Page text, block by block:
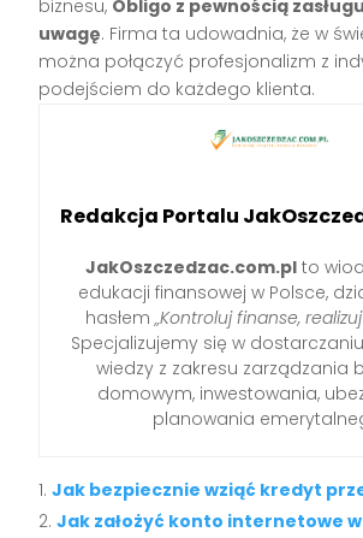
biznesu, Obligo z pewnością
uwagę. Firma ta udowadnia, że w
można połączyć profesjonalizm z
podejściem do każdego klienta.
Redakcja Portalu
JakOszczedzac.com.plto
edukacji finansowej w Polsce,
hasłem „Kontroluj finanse,
Specjalizujemy się w
wiedzy z zakresu zarządzania
domowym, inwestowania,
planowania
Jak bezpiecznie wziąć kredyt
Jak założyć konto internetowe w